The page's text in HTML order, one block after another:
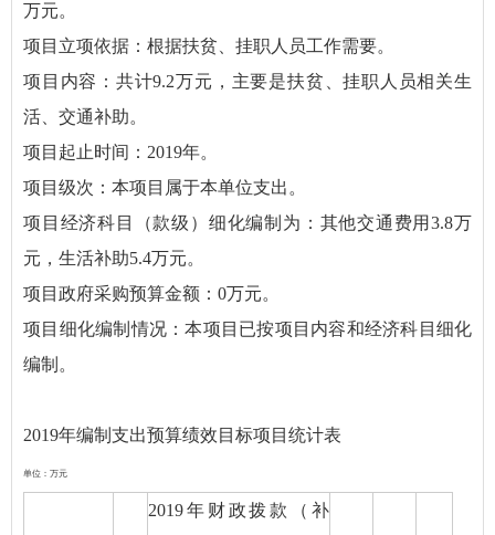
万元。
项目立项依据：根据扶贫、挂职人员工作需要。
项目内容：共计9.2万元，主要是扶贫、挂职人员相关生
活、交通补助。
项目起止时间：2019年。
项目级次：本项目属于本单位支出。
项目经济科目（款级）细化编制为：其他交通费用3.8万
元，生活补助5.4万元。
项目政府采购预算金额：0万元。
项目细化编制情况：本项目已按项目内容和经济科目细化
编制。
2019年编制支出预算绩效目标项目统计表
单位：万元
2019年财政拨款（补